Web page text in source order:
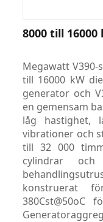
8000 till
Megawatt V390-
till 16000 kW
generator och
en gemensam
låg hastighet,
vibrationer och
till 32 000
cylindrar
konstruerat
380Cst@50oC